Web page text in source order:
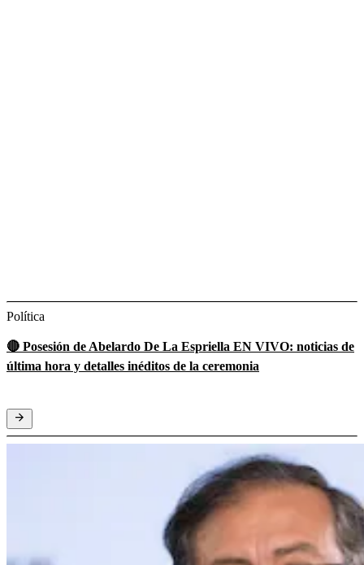
Política
🔴 Posesión de Abelardo De La Espriella EN VIVO: noticias de
última hora y detalles inéditos de la ceremonia